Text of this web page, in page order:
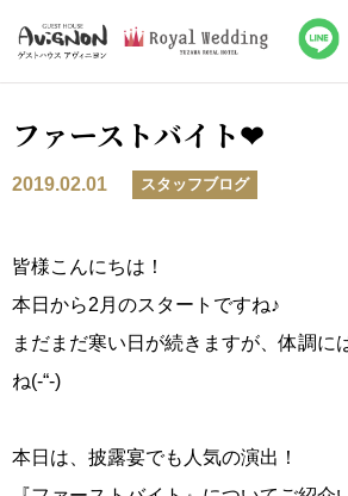
ファーストバイト❤
2019.02.01 スタッフブログ
皆様こんにちは！
本日から2月のスタートですね♪
まだまだ寒い日が続きますが、体調に
ね(-“-)
本日は、披露宴でも人気の演出！